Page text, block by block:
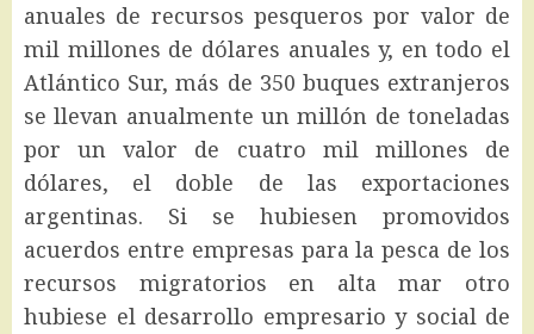
anuales de recursos pesqueros por valor de
mil millones de dólares anuales y, en todo el
Atlántico Sur, más de 350 buques extranjeros
se llevan anualmente un millón de toneladas
por un valor de cuatro mil millones de
dólares, el doble de las exportaciones
argentinas. Si se hubiesen promovidos
acuerdos entre empresas para la pesca de los
recursos migratorios en alta mar otro
hubiese el desarrollo empresario y social de